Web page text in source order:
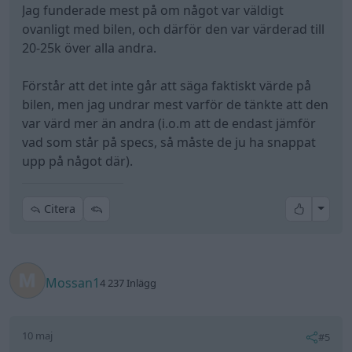
Jag funderade mest på om något var väldigt
ovanligt med bilen, och därför den var värderad till
20-25k över alla andra.
Förstår att det inte går att säga faktiskt värde på
bilen, men jag undrar mest varför de tänkte att den
var värd mer än andra (i.o.m att de endast jämför
vad som står på specs, så måste de ju ha snappat
upp på något där).
Citera All
Mossan14 237 Inlägg
10 maj #5